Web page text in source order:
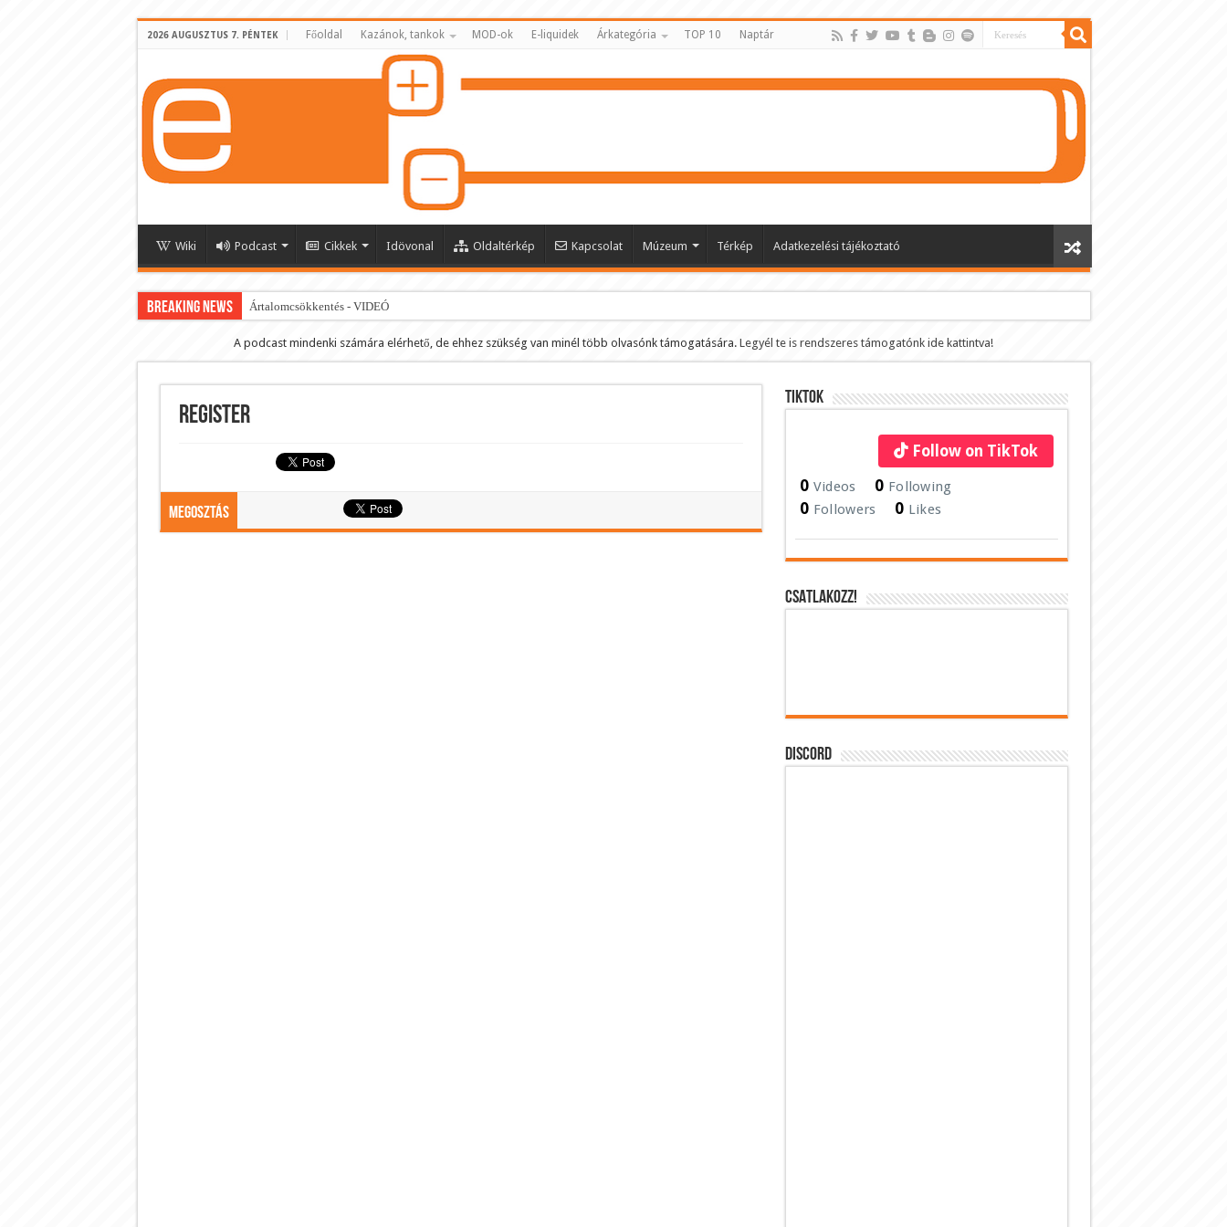
2026 AUGUSZTUS 7. PÉNTEK Főoldal Kazánok, tankok MOD-ok E-liquidek Árkategória TOP 10 Naptár
Wiki Podcast Cikkek Idövonal Oldaltérkép Kapcsolat Múzeum Térkép Adatkezelési tájékoztató
BREAKING NEWS Ártalomcsökkentés - VIDEÓ
E-cigi használati szokások 2.0
Android Podcast alkalmazás letöltése
A podcast mindenki számára elérhető, de ehhez szükség van minél több olvasónk támogatására. Legyél te is rendszeres támogatónk ide kattintva!
Register
Megosztás
Tiktok
Follow on TikTok
0 Videos 0 Following
0 Followers 0 Likes
CSATLAKOZZ!
DISCORD